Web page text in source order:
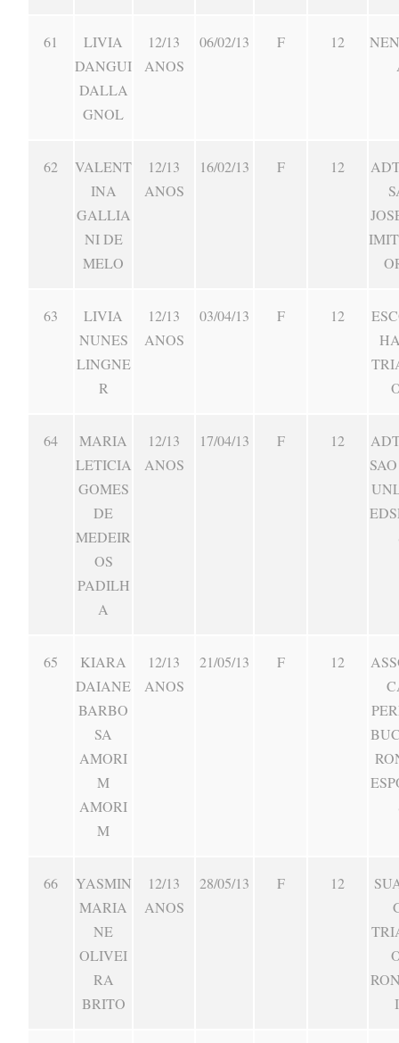
61
LIVIA
DANGUI
DALLA
GNOL
12/13
ANOS
06/02/13 F 12
62
VALENT
INA
GALLIA
NI DE
MELO
12/13
ANOS
16/02/13 F 12
63
LIVIA
NUNES
LINGNE
R
12/13
ANOS
03/04/13 F 12
64
MARIA
LETICIA
GOMES
DE
MEDEIR
OS
PADILH
A
12/13
ANOS
17/04/13 F 12
65
KIARA
DAIANE
BARBO
SA
AMORI
M
AMORI
M
12/13
ANOS
21/05/13 F 12
66
YASMIN
MARIA
NE
OLIVEI
RA
BRITO
12/13
ANOS
28/05/13 F 12